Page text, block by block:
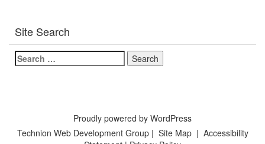
Site Search
Search
for:
Proudly powered by WordPress
Technion Web Development Group| Site Map| Accessibility